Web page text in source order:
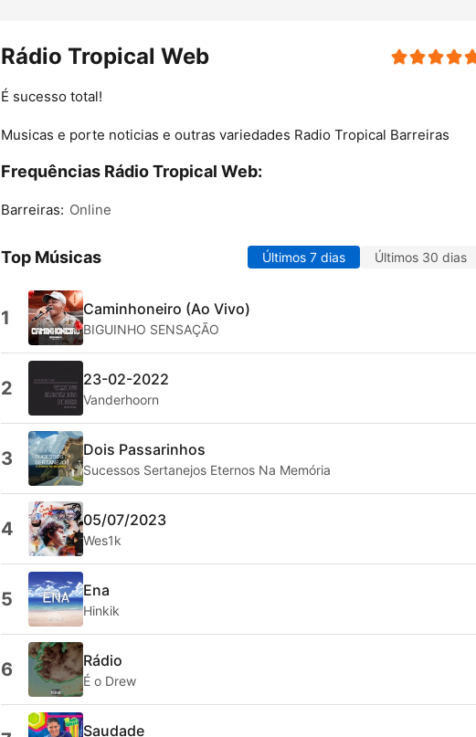
Rádio Tropical Web
É sucesso total!
Musicas e porte noticias e outras variedades Radio Tropical Barreiras
Frequências Rádio Tropical Web:
Barreiras: Online
Top Músicas Últimos 7 dias Últimos 30 dias
1 Caminhoneiro (Ao Vivo)
BIGUINHO SENSAÇÃO
2 23-02-2022
Vanderhoorn
3 Dois Passarinhos
Sucessos Sertanejos Eternos Na Memória
4 05/07/2023
Wes1k
5 Ena
Hinkik
6 Rádio
É o Drew
Saudade